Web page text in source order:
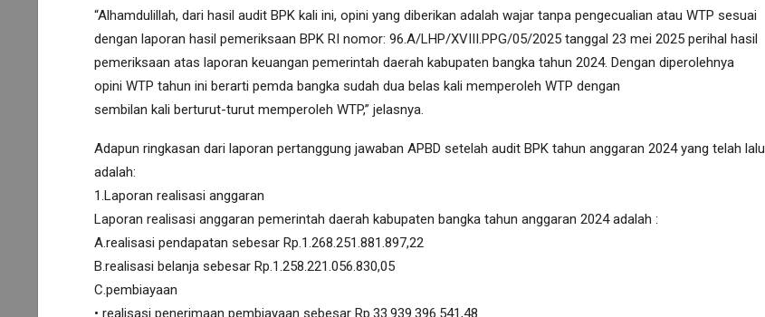
“Alhamdulillah, dari hasil audit BPK kali ini, opini yang diberikan adalah wajar tanpa pengecualian atau WTP sesuai
dengan laporan hasil pemeriksaan BPK RI nomor: 96.A/LHP/XVIII.PPG/05/2025 tanggal 23 mei 2025 perihal hasil
pemeriksaan atas laporan keuangan pemerintah daerah kabupaten bangka tahun 2024. Dengan diperolehnya
opini WTP tahun ini berarti pemda bangka sudah dua belas kali memperoleh WTP dengan
sembilan kali berturut-turut memperoleh WTP,” jelasnya.
Adapun ringkasan dari laporan pertanggung jawaban APBD setelah audit BPK tahun anggaran 2024 yang telah lalu
adalah:
1.Laporan realisasi anggaran
Laporan realisasi anggaran pemerintah daerah kabupaten bangka tahun anggaran 2024 adalah :
A.realisasi pendapatan sebesar Rp.1.268.251.881.897,22
B.realisasi belanja sebesar Rp.1.258.221.056.830,05
C.pembiayaan
• realisasi penerimaan pembiayaan sebesar Rp.33.939.396.541,48